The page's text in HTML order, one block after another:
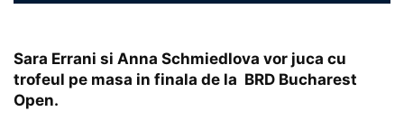
Sara Errani si Anna Schmiedlova vor juca cu
trofeul pe masa in finala de la BRD Bucharest
Open.